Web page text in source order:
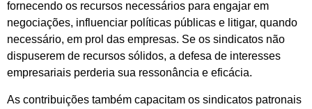
fornecendo os recursos necessários para engajar em
negociações, influenciar políticas públicas e litigar, quando
necessário, em prol das empresas. Se os sindicatos não
dispuserem de recursos sólidos, a defesa de interesses
empresariais perderia sua ressonância e eficácia.
As contribuições também capacitam os sindicatos patronais